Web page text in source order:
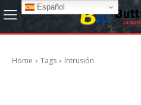
Home Tags Intrusión
Español